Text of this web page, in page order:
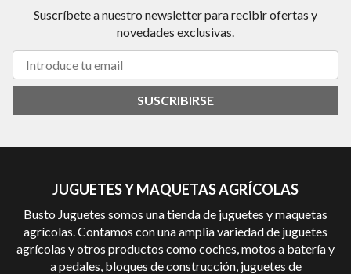
Suscríbete a nuestro newsletter para recibir ofertas y
novedades exclusivas.
SUSCRIBIRSE
JUGUETES Y MAQUETAS AGRÍCOLAS
Busto Juguetes somos una tienda de juguetes y maquetas
agrícolas. Contamos con una amplia variedad de juguetes
agrícolas y otros productos como coches, motos a batería y
a pedales, bloques de construcción, juguetes de